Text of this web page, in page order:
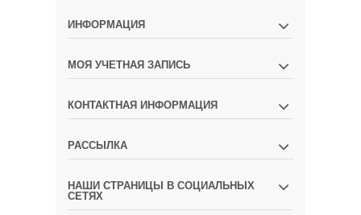
ИНФОРМАЦИЯ
МОЯ УЧЕТНАЯ ЗАПИСЬ
КОНТАКТНАЯ ИНФОРМАЦИЯ
РАССЫЛКА
НАШИ СТРАНИЦЫ В СОЦИАЛЬНЫХ
СЕТЯХ